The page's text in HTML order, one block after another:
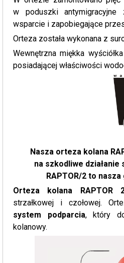
w poduszki antymigracyjne
wsparcie i zapobiegające
Orteza została wykonana z
Wewnętrzna miękka
posiadającej właściwości
Nasza orteza kolana
na szkodliwe działanie
RAPTOR/2 to
Orteza kolana RAPTOR
strzałkowej i czołowej.
system podparcia, który
kolanowy.